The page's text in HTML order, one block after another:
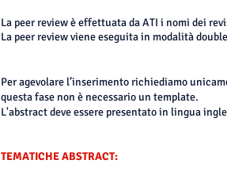
La peer review è effettuata da ATI i nomi dei
La peer review viene eseguita in modalità
Per agevolare l’inserimento richiediamo
questa fase non è necessario un template.
L'abstract deve essere presentato in lingua
TEMATICHE ABSTRACT: